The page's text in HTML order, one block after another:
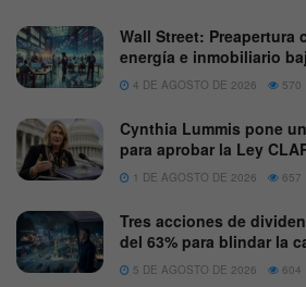
Wall Street: Preapertura
energía e inmobiliario
4 DE AGOSTO DE 2026 570
Cynthia Lummis pone
para aprobar la Ley
1 DE AGOSTO DE 2026 657
Tres acciones de
del 63% para blindar la
5 DE AGOSTO DE 2026 604